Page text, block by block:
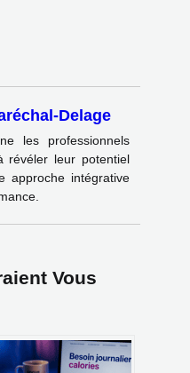
Delage
les professionnels
révéler leur potentiel
approche intégrative
Vous